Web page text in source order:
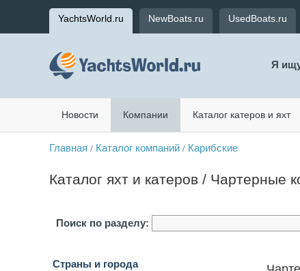
YachtsWorld.ru NewBoats.ru UsedBoats.ru
Я
Новости Компании Каталог катеров и яхт
Главная / Каталог компаний / Карибские
Каталог яхт и катеров / Чартерные
Поиск по разделу:
Страны и города